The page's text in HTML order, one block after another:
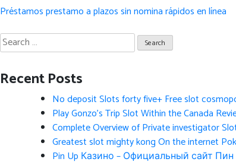
Post
navigation
Préstamos prestamo a plazos sin nomina rápidos en línea
Search
for:
Recent Posts
No deposit Slots forty five+ Free slot
Play Gonzo’s Trip Slot Within the Canada
Complete Overview of Private investigator
Greatest slot mighty kong On the internet
Pin Up Казино – Официальный сайт